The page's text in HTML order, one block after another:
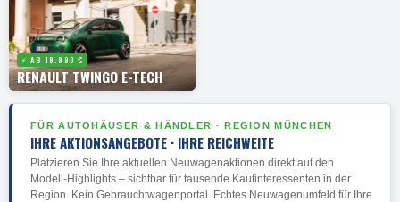
⚡ AB 19.990 €
RENAULT TWINGO E-TECH
FÜR AUTOHÄUSER & HÄNDLER · REGION MÜNCHEN
IHRE AKTIONSANGEBOTE · IHRE REICHWEITE
Platzieren Sie Ihre aktuellen Neuwagenaktionen direkt auf den
Modell-Highlights – sichtbar für tausende Kaufinteressenten in der
Region. Kein Gebrauchtwagenportal. Echtes Neuwagenumfeld für Ihre